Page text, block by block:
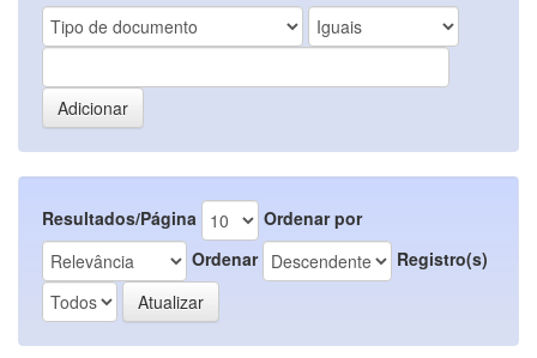
Resultados/Página
Ordenar por
Ordenar
Registro(s)